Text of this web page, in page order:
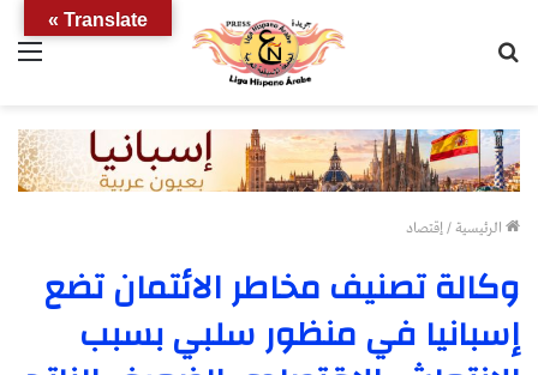
الرئيسية/إقتصاد
وكالة تصنيف مخاطر الائتمان تضع
إسبانيا في منظور سلبي بسبب
Translate »